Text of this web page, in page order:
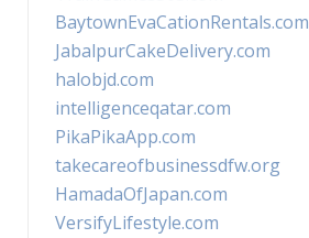
BaytownEvaCationRentals.com
JabalpurCakeDelivery.com
halobjd.com
intelligenceqatar.com
PikaPikaApp.com
takecareofbusinessdfw.org
HamadaOfJapan.com
VersifyLifestyle.com